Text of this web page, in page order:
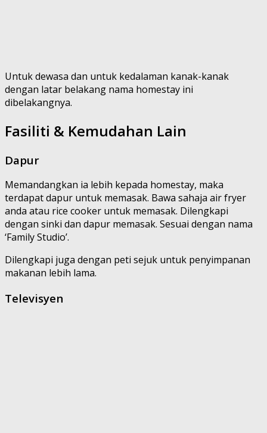
Untuk dewasa dan untuk kedalaman kanak-kanak
dengan latar belakang nama homestay ini
dibelakangnya.
Fasiliti & Kemudahan Lain
Dapur
Memandangkan ia lebih kepada homestay, maka
terdapat dapur untuk memasak. Bawa sahaja air fryer
anda atau rice cooker untuk memasak. Dilengkapi
dengan sinki dan dapur memasak. Sesuai dengan nama
‘Family Studio’.
Dilengkapi juga dengan peti sejuk untuk penyimpanan
makanan lebih lama.
Televisyen